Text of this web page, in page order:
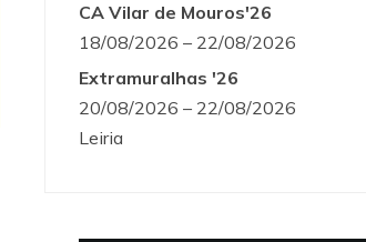
CA Vilar de Mouros'26
18/08/2026 – 22/08/2026
Extramuralhas '26
20/08/2026 – 22/08/2026
Leiria